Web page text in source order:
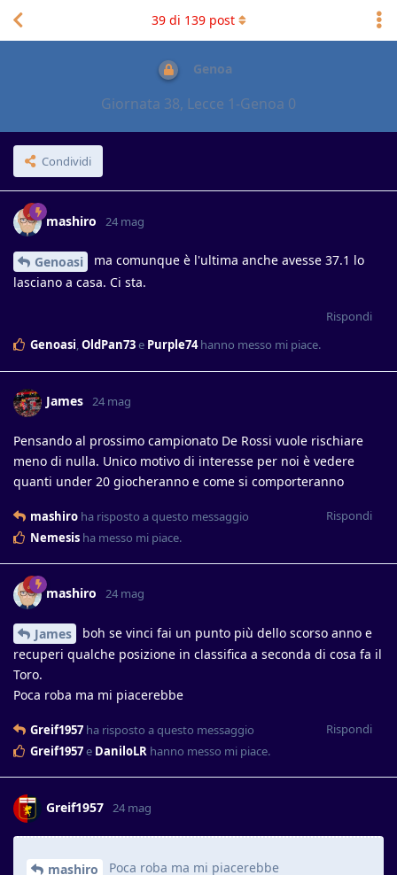
Genoa
Giornata 38, Lecce 1-Genoa 0
Condividi
39di 139post
mashiro 24 mag
Genoasi
ma comunque è l'ultima anche avesse 37.1 lo
lasciano a casa. Ci sta.
Rispondi
Genoasi OldPan73e Purple74hanno messo mi piace.
James 24 mag
Pensando al prossimo campionato De Rossi vuole rischiare
meno di nulla. Unico motivo di interesse per noi è vedere
quanti under 20 giocheranno e come si comporteranno
Rispondi
mashiro ha risposto a questo messaggio
Nemesis ha messo mi piace.
mashiro 24 mag
James
boh se vinci fai un punto più dello scorso anno e
recuperi qualche posizione in classifica a seconda di cosa fa il
Toro.
Poca roba ma mi piacerebbe
Rispondi
Greif1957 ha risposto a questo messaggio
Greif1957e DaniloLR hanno messo mi piace.
Greif1957 24 mag
mashiro Poca roba ma mi piacerebbe